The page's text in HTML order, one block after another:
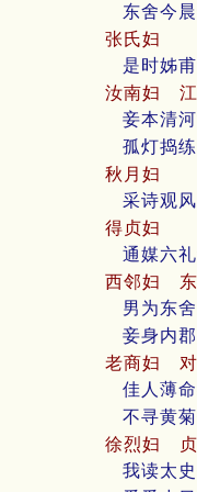
东舍今
张氏妇
是时姊
汝南妇
妾本清
孤灯捣
秋月妇
采诗观
得贞妇
通媒六
西邻妇
男为东
妾身内
老商妇
佳人薄
不寻黄
徐烈妇
我读太